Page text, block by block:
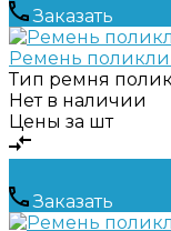
Заказать
Ремень
Тип ремня
Нет в наличии
Цены за шт
Заказать